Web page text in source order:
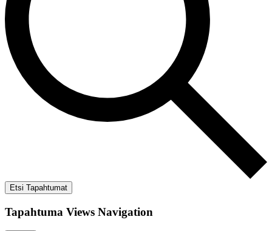
Etsi Tapahtumat
Tapahtuma Views Navigation